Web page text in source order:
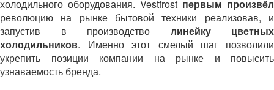
холодильного оборудования. Vestfrost первым произвёл
революцию на рынке бытовой техники реализовав, и
запустив в производство линейку цветных
холодильников. Именно этот смелый шаг позволили
укрепить позиции компании на рынке и повысить
узнаваемость бренда.